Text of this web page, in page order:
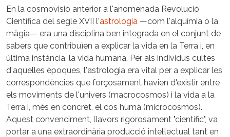
En la cosmovisió anterior a l'anomenada Revolució
Científica del segle XVII l'astrologia —com l'alquímia o la
màgia— era una disciplina ben integrada en el conjunt de
sabers que contribuïen a explicar la vida en la Terra i, en
última instància, la vida humana. Per als individus cultes
d'aquelles èpoques, l'astrologia era vital per a explicar les
correspondències que forçosament havien d'existir entre
els moviments de l'univers (macrocosmos) i la vida a la
Terra i, més en concret, el cos humà (microcosmos).
Aquest convenciment, llavors rigorosament "científic", va
portar a una extraordinària producció intel·lectual tant en